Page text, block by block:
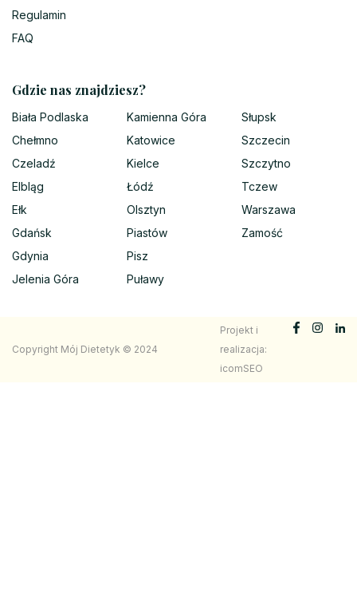
Regulamin
FAQ
Gdzie nas znajdziesz?
Biała Podlaska
Chełmno
Czeladź
Elbląg
Ełk
Gdańsk
Gdynia
Jelenia Góra
Kamienna Góra
Katowice
Kielce
Łódź
Olsztyn
Piastów
Pisz
Puławy
Słupsk
Szczecin
Szczytno
Tczew
Warszawa
Zamość
Copyright Mój Dietetyk © 2024
Projekt i
realizacja:
icomSEO